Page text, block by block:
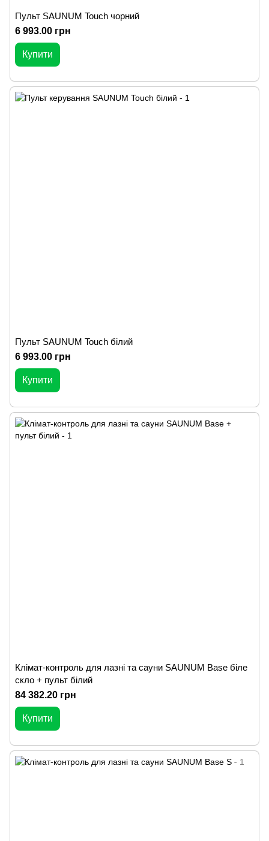
Пульт SAUNUM Touch чорний
6 993.00 грн
Купити
Пульт SAUNUM Touch білий
6 993.00 грн
Купити
Клімат-контроль для лазні та сауни SAUNUM Base біле
скло + пульт білий
84 382.20 грн
Купити